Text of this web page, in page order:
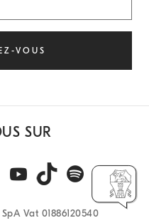
VOUS
SUR
Vat 01886120540